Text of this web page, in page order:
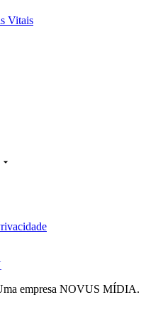
Vitais
empresa NOVUS MÍDIA.